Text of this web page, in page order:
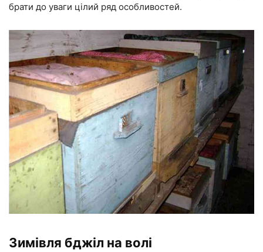
брати до уваги цілий ряд особливостей.
Зимівля бджіл на волі